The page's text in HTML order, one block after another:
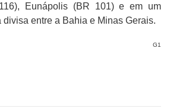
Eunápolis (BR 101) e em um
divisa entre a Bahia e Minas Gerais.
G1